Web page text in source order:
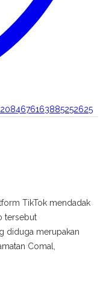
2084676163885252625
TikTok mendadak
tersebut
diduga merupakan
Comal,